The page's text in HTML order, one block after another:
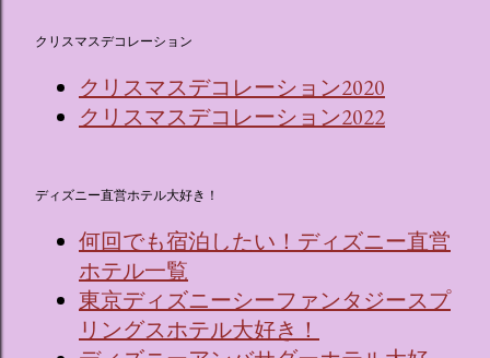
クリスマスデコレーション
クリスマスデコレーション2020
クリスマスデコレーション2022
ディズニー直営ホテル大好き！
何回でも宿泊したい！ディズニー直営
ホテル一覧
東京ディズニーシーファンタジースプ
リングスホテル大好き！